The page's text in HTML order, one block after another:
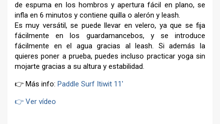
de espuma en los hombros y apertura fácil en plano, se
infla en 6 minutos y contiene quilla o alerón y leash.
Es muy versátil, se puede llevar en velero, ya que se fija
fácilmente en los guardamancebos, y se introduce
fácilmente en el agua gracias al leash. Si además la
quieres poner a prueba, puedes incluso practicar yoga sin
mojarte gracias a su altura y estabilidad.
👉 Más info: Paddle Surf Itiwit 11′
👉 Ver vídeo